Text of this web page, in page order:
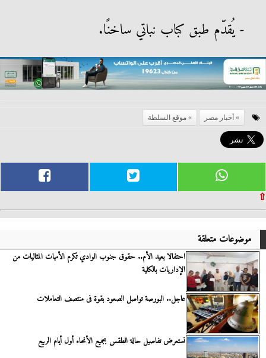
- يُقدّم طبق كباب نباتي ساخنًا.
أخبار مصر موقع السلطة
⇧
موضوعات متعلقة
احتفالا بعيد الأم.. حقوق جنوب الوادي تكرم الأمهات المثاليات من
الإداريات بالكلية
عاجل.. البورصة تواصل الصعود بقوة فى منتصف التعاملات
نستعرض تفاصيل حالة الطقس بجميع الأنحاء أول أيام الربيع